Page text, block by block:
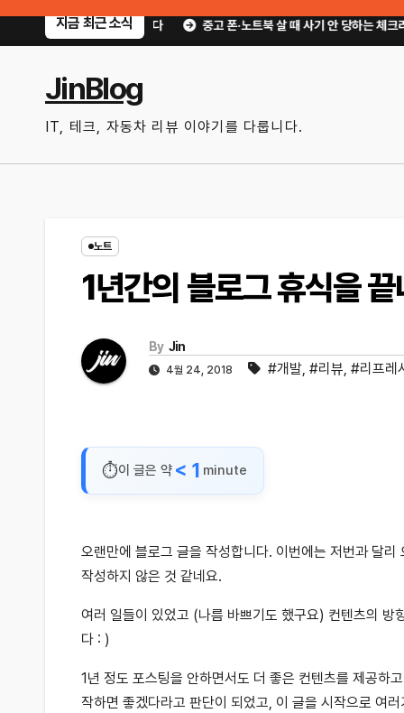
Skip
지금 최근 소식
만한 기능만 골랐다 중고 폰·노트북 살 때 사기 안 당하는 체크리스트｜
JinBlog
IT, 테크, 자동차 리뷰 이야기를 다룹니다.
노트
1년간의 블로그 휴식을
By Jin
4월 24, 2018 #개발, #리뷰, #리프레
이 글은 약 < 1 minute
오랜만에 블로그 글을 작성합니다. 이번에는 저번과 달
작성하지 않은 것 같네요.
여러 일들이 있었고 (나름 바쁘기도 했구요) 컨텐츠의 방
다 : )
1년 정도 포스팅을 안하면서도 더 좋은 컨텐츠를 제공하
작하면 좋겠다라고 판단이 되었고, 이 글을 시작으로 여